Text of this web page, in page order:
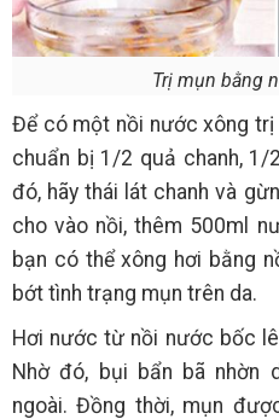
Trị mụn bằng
Để có một nồi nước xông
chuẩn bị 1/2 quả chanh, 1/
đó, hãy thái lát chanh và
cho vào nồi, thêm 500ml
bạn có thể xông hơi bằng
bớt tình trạng mụn trên da.
Hơi nước từ nồi nước bốc
Nhờ đó, bụi bẩn bã nhờn
ngoài. Đồng thời, mụn